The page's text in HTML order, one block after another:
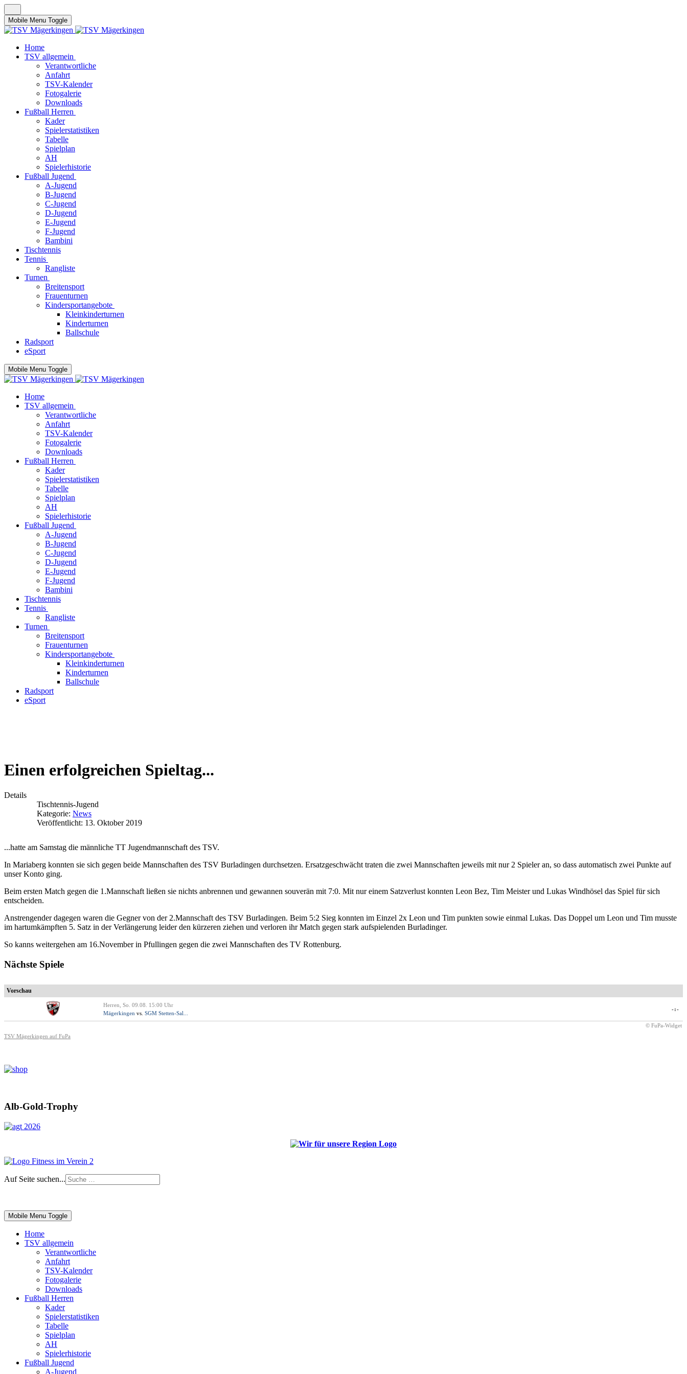
Mobile Menu Toggle
Home
TSV allgemein
Verantwortliche
Anfahrt
TSV-Kalender
Fotogalerie
Downloads
Fußball Herren
Kader
Spielerstatistiken
Tabelle
Spielplan
AH
Spielerhistorie
Fußball Jugend
A-Jugend
B-Jugend
C-Jugend
D-Jugend
E-Jugend
F-Jugend
Bambini
Tischtennis
Tennis
Rangliste
Turnen
Breitensport
Frauenturnen
Kindersportangebote
Kleinkinderturnen
Kinderturnen
Ballschule
Radsport
eSport
Mobile Menu Toggle
Home
TSV allgemein
Verantwortliche
Anfahrt
TSV-Kalender
Fotogalerie
Downloads
Fußball Herren
Kader
Spielerstatistiken
Tabelle
Spielplan
AH
Spielerhistorie
Fußball Jugend
A-Jugend
B-Jugend
C-Jugend
D-Jugend
E-Jugend
F-Jugend
Bambini
Tischtennis
Tennis
Rangliste
Turnen
Breitensport
Frauenturnen
Kindersportangebote
Kleinkinderturnen
Kinderturnen
Ballschule
Radsport
eSport
Einen erfolgreichen Spieltag...
Details
Tischtennis-Jugend
Kategorie: News
Veröffentlicht: 13. Oktober 2019
...hatte am Samstag die männliche TT Jugendmannschaft des TSV.
In Mariaberg konnten sie sich gegen beide Mannschaften des TSV Burladingen durchsetzen. Ersatzgeschwächt traten die zwei Mannschaften jeweils mit nur 2 Spieler an, so dass automatisch zwei Punkte auf
unser Konto ging.
Beim ersten Match gegen die 1.Mannschaft ließen sie nichts anbrennen und gewannen souverän mit 7:0. Mit nur einem Satzverlust konnten Leon Bez, Tim Meister und Lukas Windhösel das Spiel für sich
entscheiden.
Anstrengender dagegen waren die Gegner von der 2.Mannschaft des TSV Burladingen. Beim 5:2 Sieg konnten im Einzel 2x Leon und Tim punkten sowie einmal Lukas. Das Doppel um Leon und Tim musste
im hartumkämpften 5. Satz in der Verlängerung leider den kürzeren ziehen und verloren ihr Match gegen stark aufspielenden Burladinger.
So kanns weitergehen am 16.November in Pfullingen gegen die zwei Mannschaften des TV Rottenburg.
Nächste Spiele
Vorschau
Herren, So. 09.08. 15:00 Uhr
Mägerkingen vs. SGM Stetten-Sal...
-:-
© FuPa-Widget
TSV Mägerkingen auf FuPa
Alb-Gold-Trophy
Auf Seite suchen...
Mobile Menu Toggle
Home
TSV allgemein
Verantwortliche
Anfahrt
TSV-Kalender
Fotogalerie
Downloads
Fußball Herren
Kader
Spielerstatistiken
Tabelle
Spielplan
AH
Spielerhistorie
Fußball Jugend
A-Jugend